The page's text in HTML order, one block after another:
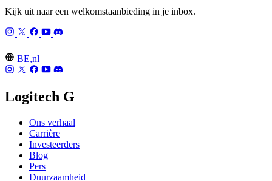
Kijk uit naar een welkomstaanbieding in je inbox.
BE,nl
Logitech G
Ons verhaal
Carrière
Investeerders
Blog
Pers
Duurzaamheid